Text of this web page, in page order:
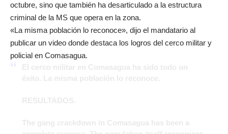
octubre, sino que también ha desarticulado a la estructura
criminal de la MS que opera en la zona.
«La misma población lo reconoce», dijo el mandatario al
publicar un video donde destaca los logros del cerco militar y
policial en Comasagua.